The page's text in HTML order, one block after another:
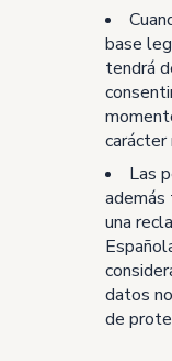
base
tendrá
Las
además
una
datos
de